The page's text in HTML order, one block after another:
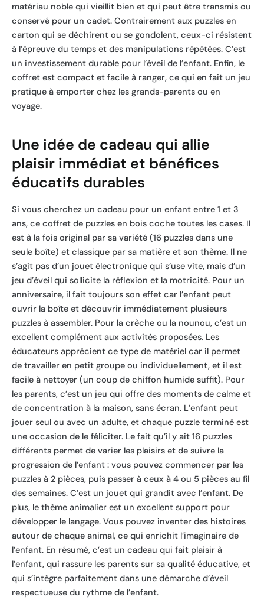
matériau noble qui vieillit bien et qui peut être transmis ou
conservé pour un cadet. Contrairement aux puzzles en
carton qui se déchirent ou se gondolent, ceux-ci résistent
à l’épreuve du temps et des manipulations répétées. C’est
un investissement durable pour l’éveil de l’enfant. Enfin, le
coffret est compact et facile à ranger, ce qui en fait un jeu
pratique à emporter chez les grands-parents ou en
voyage.
Une idée de cadeau qui allie
plaisir immédiat et bénéfices
éducatifs durables
Si vous cherchez un cadeau pour un enfant entre 1 et 3
ans, ce coffret de puzzles en bois coche toutes les cases. Il
est à la fois original par sa variété (16 puzzles dans une
seule boîte) et classique par sa matière et son thème. Il ne
s’agit pas d’un jouet électronique qui s’use vite, mais d’un
jeu d’éveil qui sollicite la réflexion et la motricité. Pour un
anniversaire, il fait toujours son effet car l’enfant peut
ouvrir la boîte et découvrir immédiatement plusieurs
puzzles à assembler. Pour la crèche ou la nounou, c’est un
excellent complément aux activités proposées. Les
éducateurs apprécient ce type de matériel car il permet
de travailler en petit groupe ou individuellement, et il est
facile à nettoyer (un coup de chiffon humide suffit). Pour
les parents, c’est un jeu qui offre des moments de calme et
de concentration à la maison, sans écran. L’enfant peut
jouer seul ou avec un adulte, et chaque puzzle terminé est
une occasion de le féliciter. Le fait qu’il y ait 16 puzzles
différents permet de varier les plaisirs et de suivre la
progression de l’enfant : vous pouvez commencer par les
puzzles à 2 pièces, puis passer à ceux à 4 ou 5 pièces au fil
des semaines. C’est un jouet qui grandit avec l’enfant. De
plus, le thème animalier est un excellent support pour
développer le langage. Vous pouvez inventer des histoires
autour de chaque animal, ce qui enrichit l’imaginaire de
l’enfant. En résumé, c’est un cadeau qui fait plaisir à
l’enfant, qui rassure les parents sur sa qualité éducative, et
qui s’intègre parfaitement dans une démarche d’éveil
respectueuse du rythme de l’enfant.